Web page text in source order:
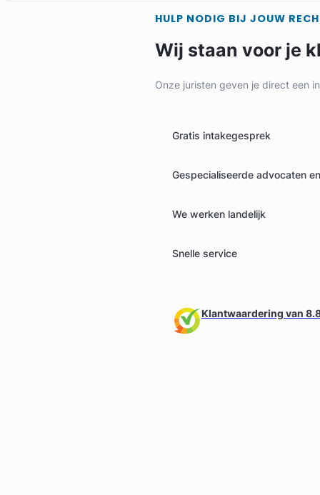
HULP NODIG BIJ JOUW
Wij staan voor je
Onze juristen geven je direct een
Gratis intakegesprek
Gespecialiseerde advocaten
We werken landelijk
Snelle service
Klantwaardering van